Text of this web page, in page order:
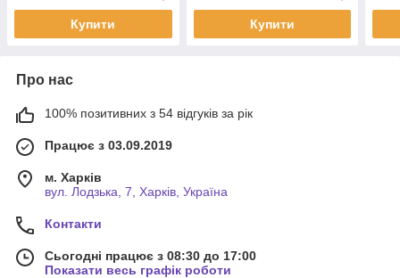
Купити Купити
Про нас
100% позитивних з 54 відгуків за рік
Працює з 03.09.2019
м. Харків
вул. Лодзька, 7, Харків, Україна
Контакти
Сьогодні працює з 08:30 до 17:00
Показати весь графік роботи